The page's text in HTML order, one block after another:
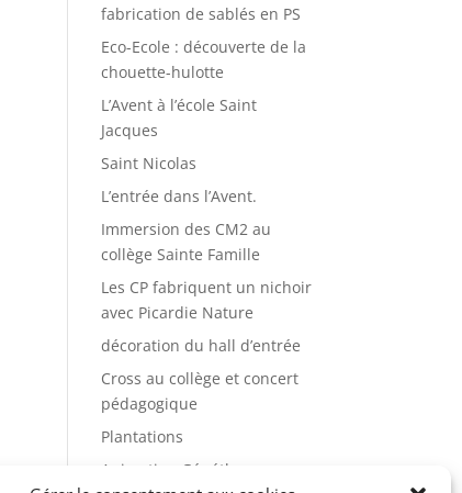
fabrication de sablés en PS
Eco-Ecole : découverte de la
chouette-hulotte
L’Avent à l’école Saint
Jacques
Saint Nicolas
L’entrée dans l’Avent.
Immersion des CM2 au
collège Sainte Famille
Les CP fabriquent un nichoir
avec Picardie Nature
décoration du hall d’entrée
Cross au collège et concert
pédagogique
Plantations
Animation Généthon